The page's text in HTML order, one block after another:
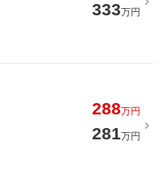
333万円
288万円
281万円